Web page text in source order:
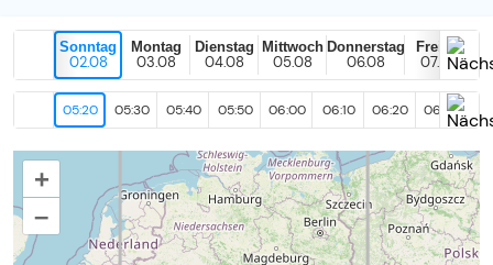
Sonntag
02.08
Montag
03.08
Dienstag
04.08
Mittwoch
05.08
Donnerstag
06.08
Freitag
07.08
05:20 05:30 05:40 05:50 06:00 06:10 06:20 06:30
+
–